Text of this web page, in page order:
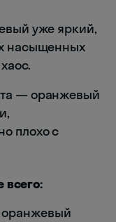
уже яркий,
насыщенных
— оранжевый
плохо с
всего:
оранжевый